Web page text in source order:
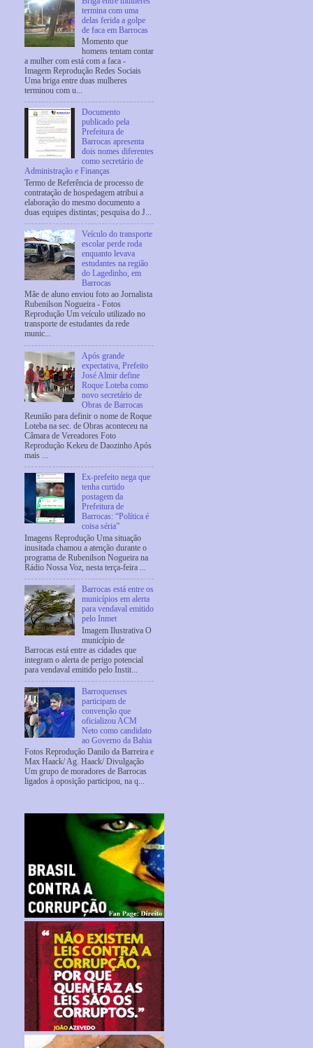
termina com uma
delas ferida a golpe
de faca em Barrocas
Momento que
homens tentam contar
a mulher com está com a faca -
Imagem Reprodução Redes Sociais
Uma briga entre duas mulheres
terminou com u...
Documento
publicado pela
Prefeitura de
Barrocas apresenta
dois nomes diferentes
como secretário de
Administração e Finanças
Termo de Referência de processo de
contratação de hospedagem atribui a
elaboração do mesmo documento a
duas equipes distintas; pesquisa do J...
Veículo do transporte
escolar perde roda
enquanto levava
estudantes na região
do Lagedinho, em
Barrocas
Mãe de aluno enviou foto ao Jornalista
Rubenilson Nogueira - Fotos
Reprodução Um veículo utilizado no
transporte de estudantes da rede
munic...
Após grande
expectativa, Prefeito
José Almir define
Roque Loteba como
novo secretário de
Obras de Barrocas
Reunião para definir o nome de Roque
Loteba na sec. de Obras aconteceu na
Câmara de Vereadores Foto
Reprodução Kekeu de Daozinho Após
mais ...
Ex-prefeito nega que
tenha curtido
postagem da
Prefeitura de
Barrocas: “Política é
coisa séria”
Imagens Reprodução Uma situação
inusitada chamou a atenção durante o
programa de Rubenilson Nogueira na
Rádio Nossa Voz, nesta terça-feira ...
Barrocas está entre os
municípios em alerta
para vendaval emitido
pelo Inmet
Imagem Ilustrativa O
município de
Barrocas está entre as cidades que
integram o alerta de perigo potencial
para vendaval emitido pelo Instit...
Barroquenses
participam de
convenção que
oficializou ACM
Neto como candidato
ao Governo da Bahia
Fotos Reprodução Danilo da Barreira e
Max Haack/ Ag. Haack/ Divulgação
Um grupo de moradores de Barrocas
ligados à oposição participou, na q...